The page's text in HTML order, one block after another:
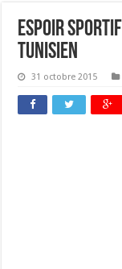
Espoir sportif
tunisien
31 octobre 2015